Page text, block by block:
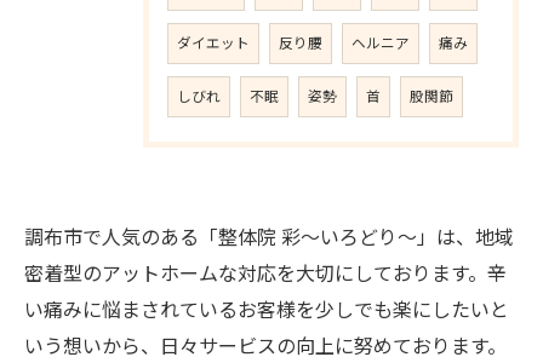
ダイエット 反り腰 ヘルニア 痛み
しびれ 不眠 姿勢 首 股関節
調布市で人気のある「整体院 彩〜いろどり〜」は、地域
密着型のアットホームな対応を大切にしております。辛
い痛みに悩まされているお客様を少しでも楽にしたいと
いう想いから、日々サービスの向上に努めております。